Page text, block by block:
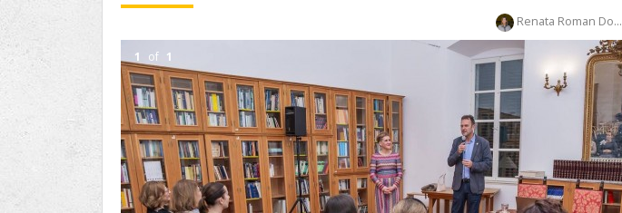
Lions International
Podaci o LEO D-126 i kontaktRenata Roman Do...
1 of 1